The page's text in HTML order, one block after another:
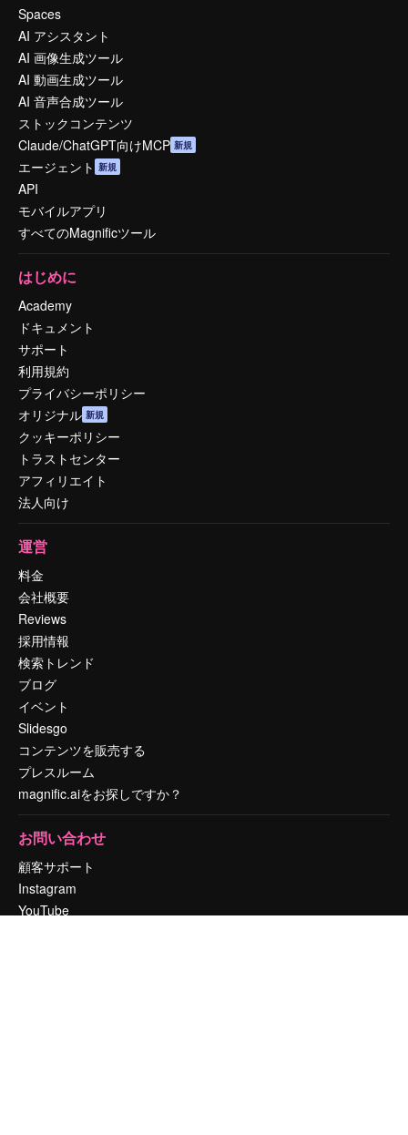
Spaces
AI アシスタント
AI 画像生成ツール
AI 動画生成ツール
AI 音声合成ツール
ストックコンテンツ
Claude/ChatGPT向けMCP 新規
エージェント 新規
API
モバイルアプリ
すべてのMagnificツール
はじめに
Academy
ドキュメント
サポート
利用規約
プライバシーポリシー
オリジナル 新規
クッキーポリシー
トラストセンター
アフィリエイト
法人向け
運営
料金
会社概要
Reviews
採用情報
検索トレンド
ブログ
イベント
Slidesgo
コンテンツを販売する
プレスルーム
magnific.aiをお探しですか？
お問い合わせ
顧客サポート
Instagram
YouTube